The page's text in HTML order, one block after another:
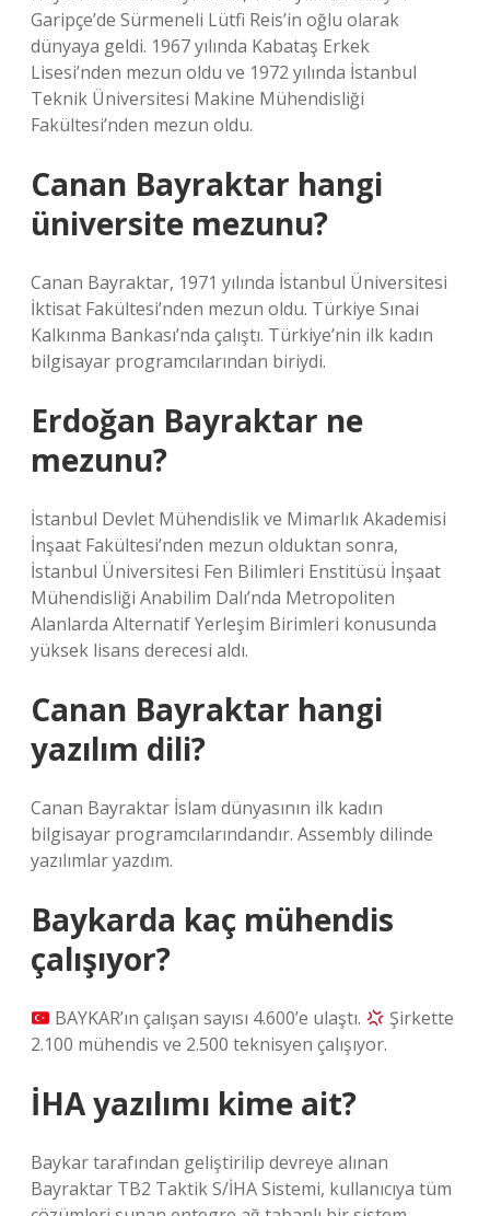
Garipçe’de Sürmeneli Lütfi Reis’in oğlu olarak
dünyaya geldi. 1967 yılında Kabataş Erkek
Lisesi’nden mezun oldu ve 1972 yılında İstanbul
Teknik Üniversitesi Makine Mühendisliği
Fakültesi’nden mezun oldu.
Canan Bayraktar hangi
üniversite mezunu?
Canan Bayraktar, 1971 yılında İstanbul Üniversitesi
İktisat Fakültesi’nden mezun oldu. Türkiye Sınai
Kalkınma Bankası’nda çalıştı. Türkiye’nin ilk kadın
bilgisayar programcılarından biriydi.
Erdoğan Bayraktar ne
mezunu?
İstanbul Devlet Mühendislik ve Mimarlık Akademisi
İnşaat Fakültesi’nden mezun olduktan sonra,
İstanbul Üniversitesi Fen Bilimleri Enstitüsü İnşaat
Mühendisliği Anabilim Dalı’nda Metropoliten
Alanlarda Alternatif Yerleşim Birimleri konusunda
yüksek lisans derecesi aldı.
Canan Bayraktar hangi
yazılım dili?
Canan Bayraktar İslam dünyasının ilk kadın
bilgisayar programcılarındandır. Assembly dilinde
yazılımlar yazdım.
Baykarda kaç mühendis
çalışıyor?
BAYKAR’ın çalışan sayısı 4.600’e ulaştı.
Şirkette
2.100 mühendis ve 2.500 teknisyen çalışıyor.
İHA yazılımı kime ait?
Baykar tarafından geliştirilip devreye alınan
Bayraktar TB2 Taktik S/İHA Sistemi, kullanıcıya tüm